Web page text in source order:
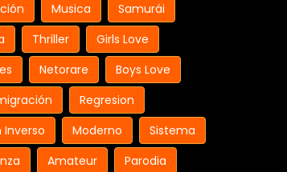
Musica
Samurái
Thriller
Girls Love
Netorare
Boys Love
Regresion
Inverso
Moderno
Sistema
Amateur
Parodia